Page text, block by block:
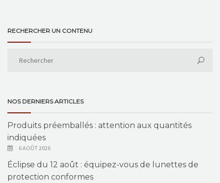
RECHERCHER UN CONTENU
NOS DERNIERS ARTICLES
Produits préemballés : attention aux quantités
indiquées
6 AOÛT 2026
Éclipse du 12 août : équipez-vous de lunettes de
protection conformes